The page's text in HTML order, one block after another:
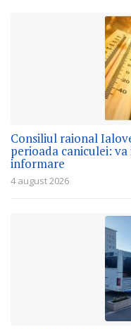
Consiliul raional
perioada caniculei:
informare
4 august 2026